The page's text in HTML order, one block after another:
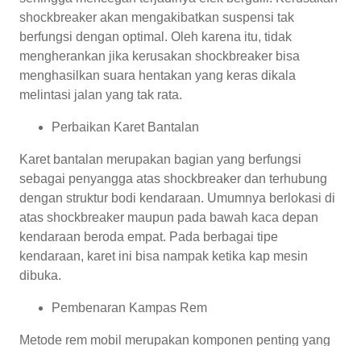
shockbreaker akan mengakibatkan suspensi tak
berfungsi dengan optimal. Oleh karena itu, tidak
mengherankan jika kerusakan shockbreaker bisa
menghasilkan suara hentakan yang keras dikala
melintasi jalan yang tak rata.
Perbaikan Karet Bantalan
Karet bantalan merupakan bagian yang berfungsi
sebagai penyangga atas shockbreaker dan terhubung
dengan struktur bodi kendaraan. Umumnya berlokasi di
atas shockbreaker maupun pada bawah kaca depan
kendaraan beroda empat. Pada berbagai tipe
kendaraan, karet ini bisa nampak ketika kap mesin
dibuka.
Pembenaran Kampas Rem
Metode rem mobil merupakan komponen penting yang